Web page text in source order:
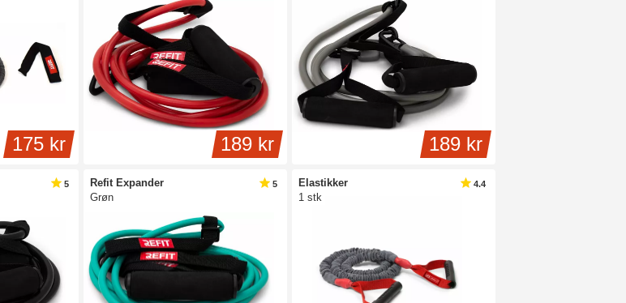
175 kr 189 kr 189 kr
5
Refit Expander
Grøn
5
Elastikker
1 stk
4.4